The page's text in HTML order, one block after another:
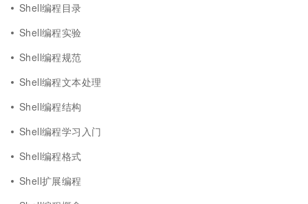
Shell编程目录
Shell编程实验
Shell编程规范
Shell编程文本处理
Shell编程结构
Shell编程学习入门
Shell编程格式
Shell扩展编程